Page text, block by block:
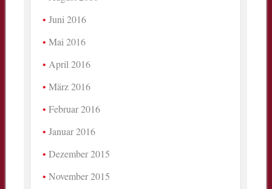
Juni 2016
Mai 2016
April 2016
März 2016
Februar 2016
Januar 2016
Dezember 2015
November 2015